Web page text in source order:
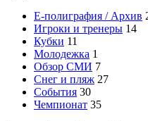
E-полиграфия / Архив
Игроки и тренеры 14
Кубки 11
Молодежка 1
Обзор СМИ 7
Снег и пляж 27
События 30
Чемпионат 35